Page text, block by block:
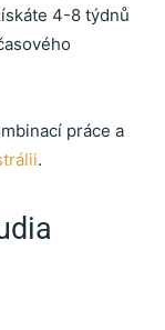
4-8 týdnů
práce a
.